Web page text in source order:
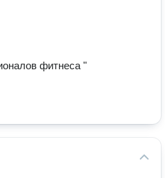
фитнеса "